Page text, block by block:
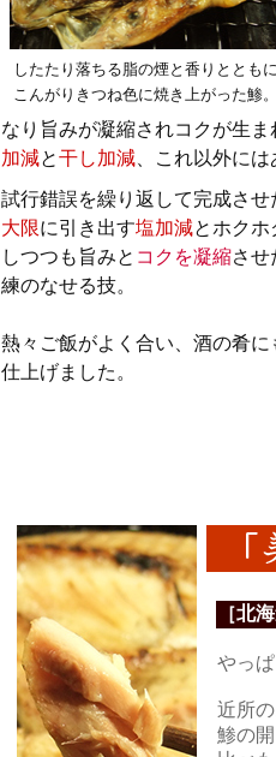
したたり落ちる脂の煙と香りとともに
こんがりきつね色に焼き上がった鯵。
なり旨みが凝縮されコクが生
加減と干し加減 、これ以外には
試行錯誤を繰り返して完成させ
大限に引き出す塩加減とホク
しつつも旨みと コクを凝縮させ
練のなせる技。
熱々ご飯がよく合い、酒の肴に
仕上げました。